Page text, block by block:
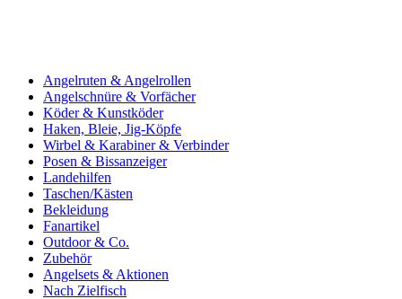
Angelruten & Angelrollen
Angelschnüre & Vorfächer
Köder & Kunstköder
Haken, Bleie, Jig-Köpfe
Wirbel & Karabiner & Verbinder
Posen & Bissanzeiger
Landehilfen
Taschen/Kästen
Bekleidung
Fanartikel
Outdoor & Co.
Zubehör
Angelsets & Aktionen
Nach Zielfisch